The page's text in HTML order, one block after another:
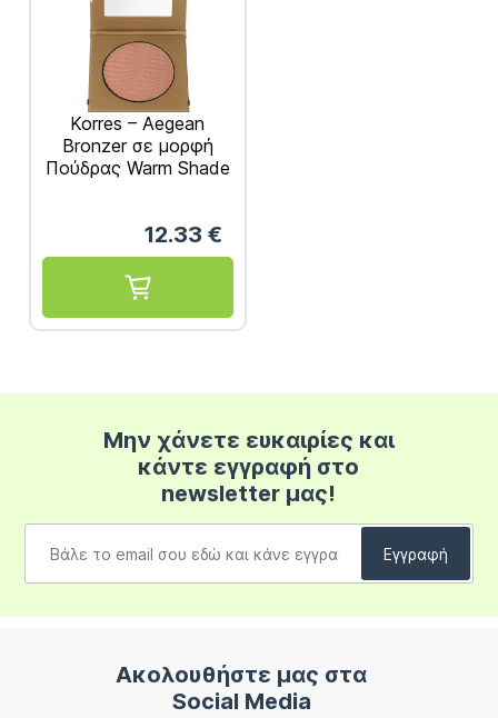
Korres – Aegean
Bronzer σε μορφή
Πούδρας Warm Shade
12.33 €
Μην χάνετε ευκαιρίες και
κάντε εγγραφή στο
newsletter μας!
Ακολουθήστε μας στα
Social Media